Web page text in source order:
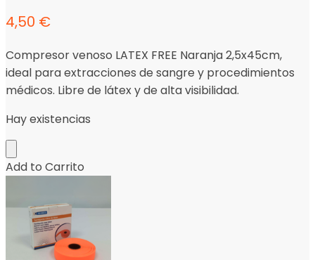
4,50 €
Compresor venoso LATEX FREE Naranja 2,5x45cm,
ideal para extracciones de sangre y procedimientos
médicos. Libre de látex y de alta visibilidad.
Hay existencias
Add to Carrito